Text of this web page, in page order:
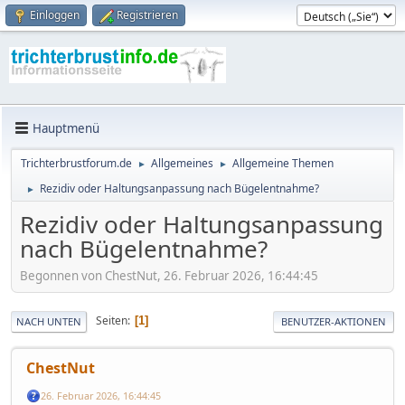
Einloggen Registrieren
Hauptmenü
Trichterbrustforum.de ► Allgemeines ► Allgemeine Themen
► Rezidiv oder Haltungsanpassung nach Bügelentnahme?
Rezidiv oder Haltungsanpassung
nach Bügelentnahme?
Begonnen von ChestNut, 26. Februar 2026, 16:44:45
NACH UNTEN Seiten 1 BENUTZER-AKTIONEN
ChestNut
26. Februar 2026, 16:44:45